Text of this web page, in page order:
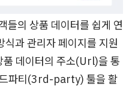
들의 상품 데이터를 쉽게 연
식과 관리자 페이지를 지원
품 데이터의 주소(Url)을 통
드파티(3rd-party) 툴을 활